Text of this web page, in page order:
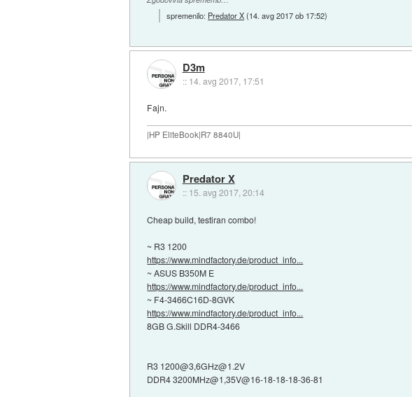
spremenilo: Predator X(14. avg 2017 ob 17:52)
D3m
:: 14. avg 2017, 17:51
Fajn.
|HP EliteBook|R7 8840U|
Predator X
:: 15. avg 2017, 20:14
Cheap build, testiran combo!
~ R3 1200
https://www.mindfactory.de/product_info...
~ ASUS B350M E
https://www.mindfactory.de/product_info...
~ F4-3466C16D-8GVK
https://www.mindfactory.de/product_info...
8GB G.Skill DDR4-3466
R3 1200@3,6GHz@1.2V
DDR4 3200MHz@1,35V@16-18-18-18-36-81